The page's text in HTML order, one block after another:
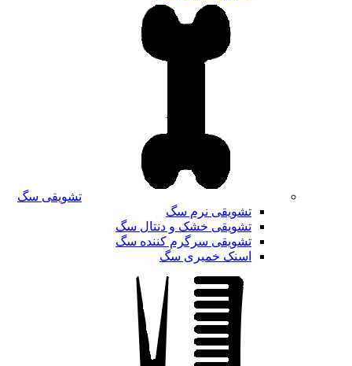
تشویقی سگ
تشویقی نرم سگ
تشویقی خشک و دنتال سگ
تشویقی سرگرم کننده سگ
اسنک خمیری سگ